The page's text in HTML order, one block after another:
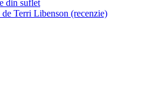
din suflet
Terri Libenson (recenzie)